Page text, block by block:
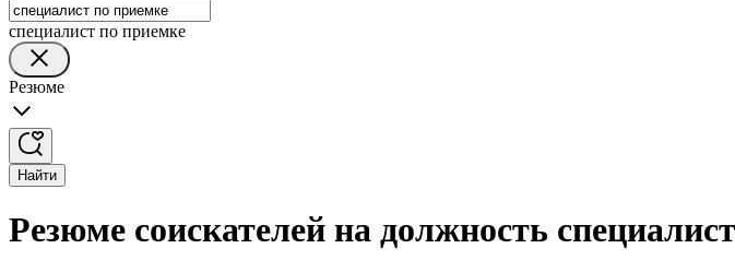
специалист по приемке
Резюме
Найти
Резюме соискателей на должность